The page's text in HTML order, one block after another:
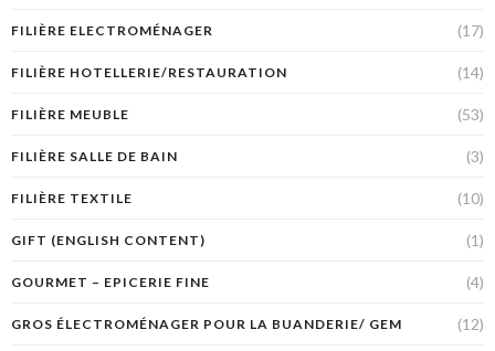
FILIÈRE ELECTROMÉNAGER (17)
FILIÈRE HOTELLERIE/RESTAURATION (14)
FILIÈRE MEUBLE (53)
FILIÈRE SALLE DE BAIN (3)
FILIÈRE TEXTILE (10)
GIFT (ENGLISH CONTENT) (1)
GOURMET – EPICERIE FINE (4)
GROS ÉLECTROMÉNAGER POUR LA BUANDERIE/ GEM (12)